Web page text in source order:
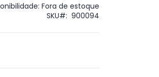
Fora de estoque
SKU
900094